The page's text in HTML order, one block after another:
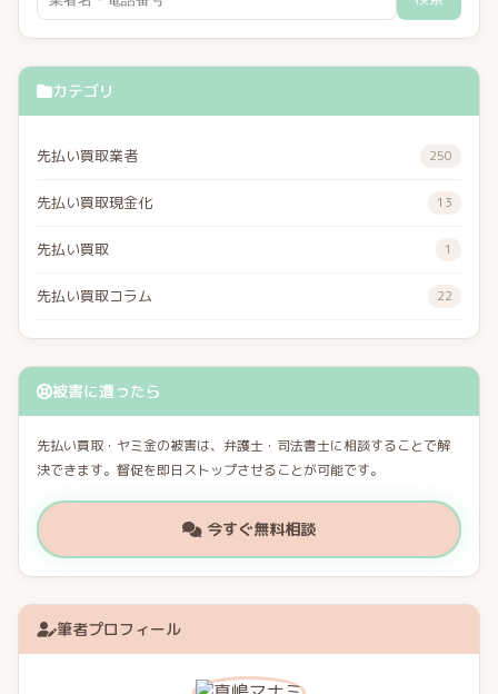
カテゴリ
先払い買取業者 250
先払い買取現金化 13
先払い買取 1
先払い買取コラム 22
被害に遭ったら
先払い買取・ヤミ金の被害は、弁護士・司法書士に相談することで解
決できます。督促を即日ストップさせることが可能です。
今すぐ無料相談
筆者プロフィール